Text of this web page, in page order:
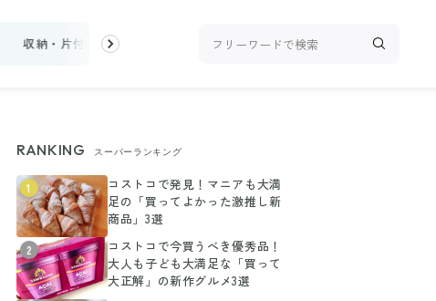
収納・片付け 100均・雑貨 スーパー 料理レシピ
RANKING スーパーランキング
1
コストコで発見！マニアも大満
足の「買ってよかった激推し新
商品」3選
2
コストコで今買うべき優秀品！
大人も子ども大満足な「買って
大正解」の新作グルメ3選